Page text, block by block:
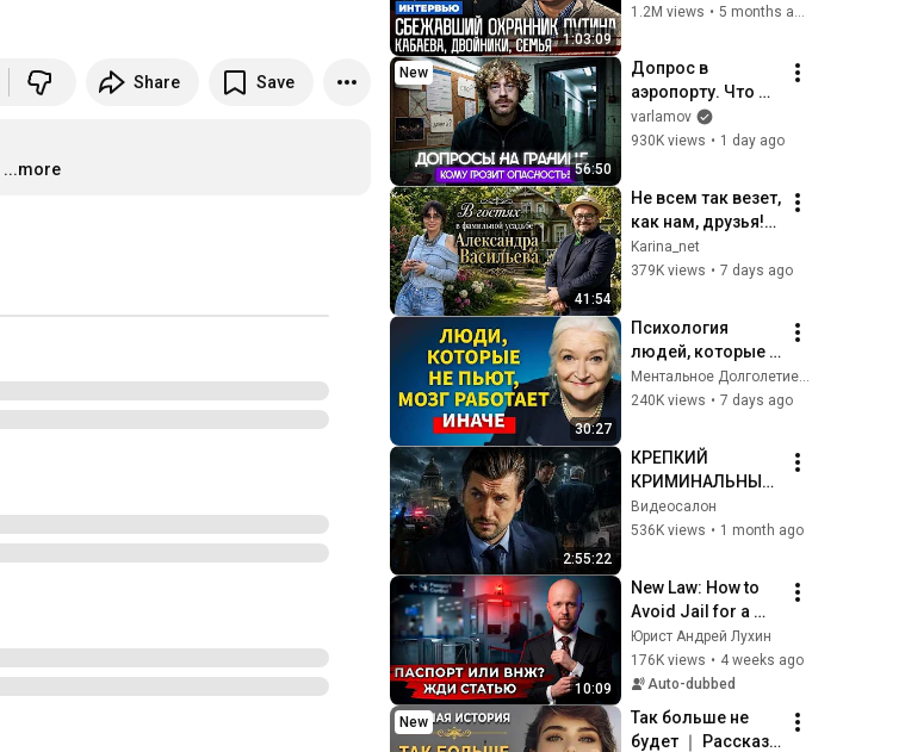
Share Save
...more
1:03:09
Кабаева. Семья.
Безопасность |
Интервью
1.2M views •
56:50
New
Допрос в
аэропорту. Что
спрашивает ФСБ?
| Уголовные дела
отношение к
Навальному
varlamov
930K views • 1 day ago
41:54
Не всем так везет,
как нам, друзья!
Мы в фамильном
поместье
Васильева в
Литве .
Karina_net
379K views • 7 days ago
30:27
Психология
людей, которые
НЕ пьют алкоголь
(согласно
Татьяна
Черниговская
Ментальное Долголетие and 2 more
240K views • 7 days ago
2:55:22
КРЕПКИЙ
КРИМИНАЛЬНЫЙ
БОЕВИК! В
ПОЛИЦИИ ИЩУТ
ПРОДАЁТ
ДОЛЖНОСТИ И
ДЕНЬГИ!
Видеосалон
536K views • 1 month ago
10:09
New Law: How to
Avoid Jail for a
Second Passport
or Residence
Permit
Юрист Андрей Лухин
176K views • 4 weeks ago
Auto-dubbed
New
Так больше не
будет ｜ Рассказ,